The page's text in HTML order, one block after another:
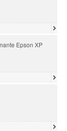
Epson XP